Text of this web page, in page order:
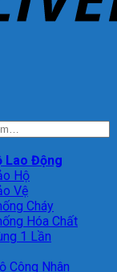
Lao Động
Hộ
Vệ
Cháy
Hóa Chất
1 Lần
Công Nhân